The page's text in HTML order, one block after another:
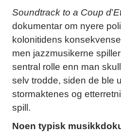
Soundtrack to a Coup d’
dokumentar om nyere
kolonitidens
men jazzmusikerne
sentral rolle enn man
selv trodde, siden de ble
stormaktenes og
spill.
Noen typisk